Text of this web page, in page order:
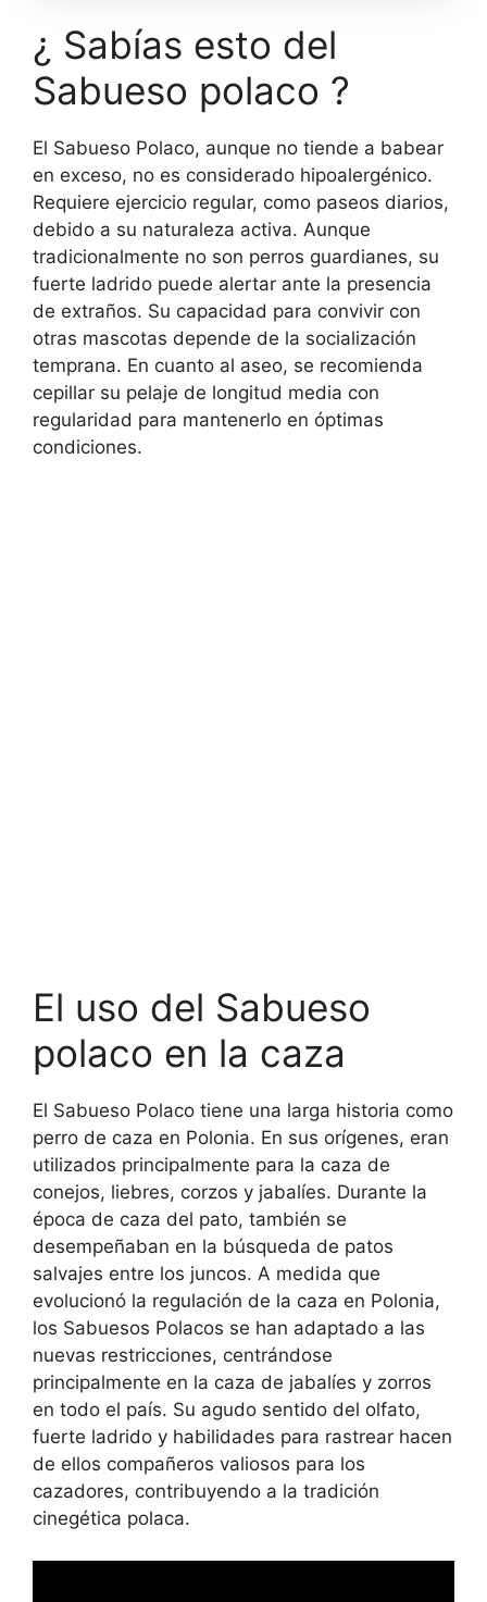
¿ Sabías esto del
Sabueso polaco ?
El Sabueso Polaco, aunque no tiende a babear
en exceso, no es considerado hipoalergénico.
Requiere ejercicio regular, como paseos diarios,
debido a su naturaleza activa. Aunque
tradicionalmente no son perros guardianes, su
fuerte ladrido puede alertar ante la presencia
de extraños. Su capacidad para convivir con
otras mascotas depende de la socialización
temprana. En cuanto al aseo, se recomienda
cepillar su pelaje de longitud media con
regularidad para mantenerlo en óptimas
condiciones.
El uso del Sabueso
polaco en la caza
El Sabueso Polaco tiene una larga historia como
perro de caza en Polonia. En sus orígenes, eran
utilizados principalmente para la caza de
conejos, liebres, corzos y jabalíes. Durante la
época de caza del pato, también se
desempeñaban en la búsqueda de patos
salvajes entre los juncos. A medida que
evolucionó la regulación de la caza en Polonia,
los Sabuesos Polacos se han adaptado a las
nuevas restricciones, centrándose
principalmente en la caza de jabalíes y zorros
en todo el país. Su agudo sentido del olfato,
fuerte ladrido y habilidades para rastrear hacen
de ellos compañeros valiosos para los
cazadores, contribuyendo a la tradición
cinegética polaca.